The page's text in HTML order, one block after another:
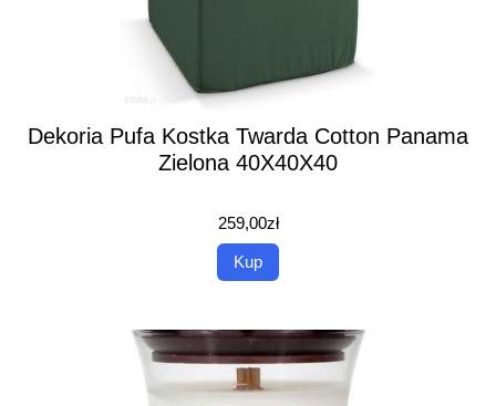
Dekoria Pufa Kostka Twarda Cotton Panama
Zielona 40X40X40
259,00zł
Kup